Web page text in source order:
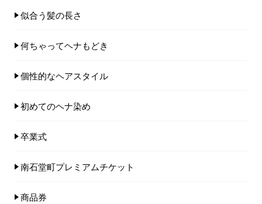
似合う髪の長さ
何ちゃってヘナもどき
個性的なヘアスタイル
初めてのヘナ染め
卒業式
南石堂町プレミアムチケット
商品券